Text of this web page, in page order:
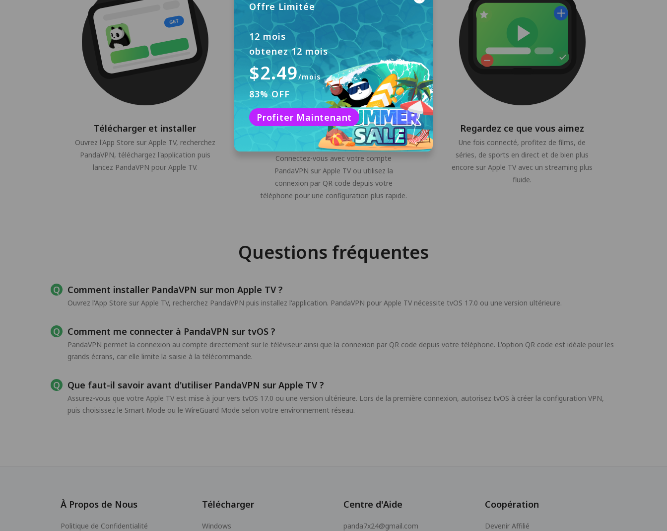
Télécharger et installer
Ouvrez l'App Store sur Apple TV, recherchez
PandaVPN, téléchargez l'application puis
lancez PandaVPN pour Apple TV.
Connectez-vous à votre compte
PandaVPN
Connectez-vous avec votre compte
PandaVPN sur Apple TV ou utilisez la
connexion par QR code depuis votre
téléphone pour une configuration plus rapide.
Regardez ce que vous aimez
Une fois connecté, profitez de films, de
séries, de sports en direct et de bien plus
encore sur Apple TV avec un streaming plus
fluide.
Questions fréquentes
Comment installer PandaVPN sur mon Apple TV ?
Ouvrez l'App Store sur Apple TV, recherchez PandaVPN puis installez l'application. PandaVPN pour Apple TV nécessite tvOS 17.0 ou une version ultérieure.
Comment me connecter à PandaVPN sur tvOS ?
PandaVPN permet la connexion au compte directement sur le téléviseur ainsi que la connexion par QR code depuis votre téléphone. L'option QR code est idéale pour les
grands écrans, car elle limite la saisie à la télécommande.
Que faut-il savoir avant d'utiliser PandaVPN sur Apple TV ?
Assurez-vous que votre Apple TV est mise à jour vers tvOS 17.0 ou une version ultérieure. Lors de la première connexion, autorisez tvOS à créer la configuration VPN,
puis choisissez le Smart Mode ou le WireGuard Mode selon votre environnement réseau.
Offre Limitée
12 mois
obtenez 12 mois
$2.49/mois
83% OFF
Profiter Maintenant
À Propos de Nous
Politique de Confidentialité
Télécharger
Windows
Centre d'Aide
panda7x24@gmail.com
Coopération
Devenir Affilié